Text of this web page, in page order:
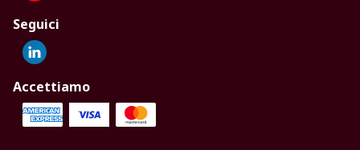
Seguici
Accettiamo